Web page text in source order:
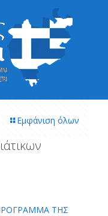
Εμφάνιση όλων
ΤΗΣ